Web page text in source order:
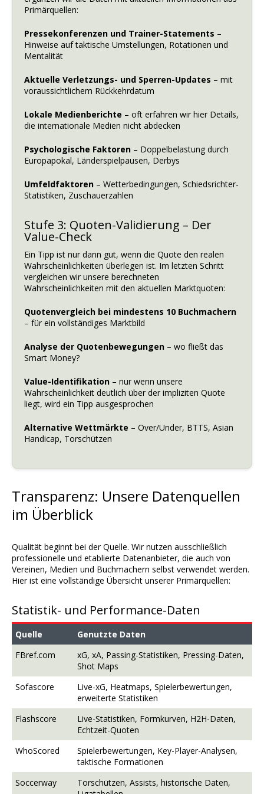
Primärquellen:
Pressekonferenzen und Trainer-Statements –
Hinweise auf taktische Umstellungen, Rotationen und
Mentalität
Aktuelle Verletzungs- und Sperren-Updates – mit
voraussichtlichem Rückkehrdatum
Lokale Medienberichte – oft erfahren wir hier Details,
die internationale Medien nicht abdecken
Psychologische Faktoren – Doppelbelastung durch
Europapokal, Länderspielpausen, Derbys
Umfeldfaktoren – Wetterbedingungen, Schiedsrichter-
Statistiken, Zuschauerzahlen
Stufe 3: Quoten-Validierung – Der
Value-Check
Ein Tipp ist nur dann gut, wenn die Quote den realen
Wahrscheinlichkeiten überlegen ist. Im letzten Schritt
vergleichen wir unsere berechneten
Wahrscheinlichkeiten mit den aktuellen Marktquoten:
Quotenvergleich bei mindestens 10 Buchmachern
– für ein vollständiges Marktbild
Analyse der Quotenbewegungen – wo fließt das
Smart Money?
Value-Identifikation – nur wenn unsere
Wahrscheinlichkeit deutlich über der impliziten Quote
liegt, wird ein Tipp ausgesprochen
Alternative Wettmärkte – Over/Under, BTTS, Asian
Handicap, Torschützen
Transparenz: Unsere Datenquellen
im Überblick
Qualität beginnt bei der Quelle. Wir nutzen ausschließlich
professionelle und etablierte Datenanbieter, die auch von
Vereinen, Medien und Buchmachern selbst verwendet werden.
Hier ist eine vollständige Übersicht unserer Primärquellen:
Statistik- und Performance-Daten
Quelle
Genutzte Daten
FBref.com
xG, xA, Passing-Statistiken, Pressing-Daten,
Shot Maps
Sofascore
Live-xG, Heatmaps, Spielerbewertungen,
erweiterte Statistiken
Flashscore
Live-Statistiken, Formkurven, H2H-Daten,
Echtzeit-Quoten
WhoScored
Spielerbewertungen, Key-Player-Analysen,
taktische Formationen
Soccerway
Torschützen, Assists, historische Daten,